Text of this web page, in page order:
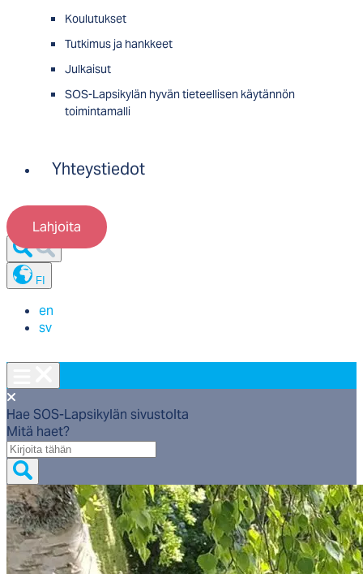
Koulutukset
Tutkimus ja hankkeet
Julkaisut
SOS-Lapsikylän hyvän tieteellisen käytännön
toimintamalli
Yhteystiedot
Lahjoita
FI
en
sv
Hae SOS-Lapsikylän sivustolta
Mitä haet?
Mitä
haet?